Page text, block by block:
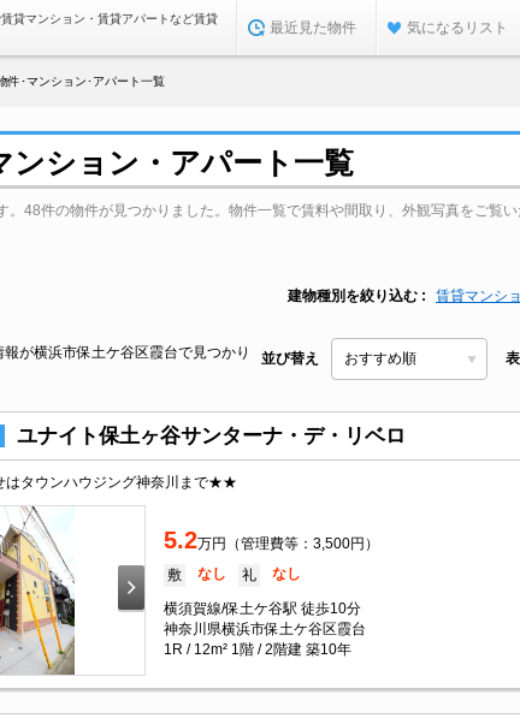
貸マンション・賃貸アパートなど賃貸
最近見た物件 気になるリスト
件･マンション･アパート一覧
ンション・アパート一覧
48件の物件が見つかりました。物件一覧で賃料や間取り、外観写真をご覧い
建物種別を絞り込む 賃貸マンシ
が横浜市保土ケ谷区霞台で見つかり
並び替え
ユナイト保土ヶ谷サンターナ・デ・リベロ
タウンハウジング神奈川まで★★
5.2万円（管理費等：3,500円）
敷 なし 礼 なし
横須賀線/保土ケ谷駅 徒歩10分
神奈川県横浜市保土ケ谷区霞台
1R / 12m² 1階 / 2階建 築10年